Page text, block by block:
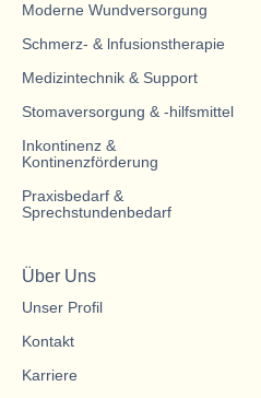
Moderne Wundversorgung
Schmerz- & lnfusionstherapie
Medizintechnik & Support
Stomaversorgung & -hilfsmittel
Inkontinenz &
Kontinenzförderung
Praxisbedarf &
Sprechstundenbedarf
Über Uns
Unser Profil
Kontakt
Karriere